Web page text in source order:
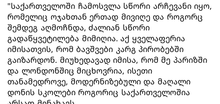
"საქართველოში ჩამოსვლა სწორი არჩევანი იყო,
რომელიც ოჯახთან ერთად მივიღე და როგორც
შემდეგ აღმოჩნდა, ძალიან სწორი
გადაწყვეტილება მიმიღია. აქ ყველაფერია
იმისათვის, რომ ბავშვები კარგ პირობებში
გაიზარდონ. მიუხედავად იმისა, რომ მე პარიზში
და ლონდონშიც მიცხოვრია, ისეთი
თანამედროვე, მოდერნიზებული და მაღალი
დონის სკოლები როგორიც საქართველოშია